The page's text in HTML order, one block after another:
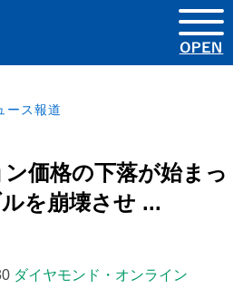
ース報道
価格の下落が始まっ
を崩壊させ ...
ダイヤモンド・オンライン